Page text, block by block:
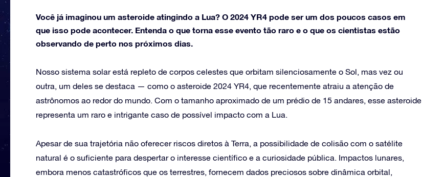
Você já imaginou um asteroide atingindo a Lua? O 2024 YR4 pode ser um dos poucos casos em
que isso pode acontecer. Entenda o que torna esse evento tão raro e o que os cientistas estão
observando de perto nos próximos dias.
Nosso sistema solar está repleto de corpos celestes que orbitam silenciosamente o Sol, mas vez ou
outra, um deles se destaca — como o asteroide 2024 YR4, que recentemente atraiu a atenção de
astrônomos ao redor do mundo. Com o tamanho aproximado de um prédio de 15 andares, esse asteroide
representa um raro e intrigante caso de possível impacto com a Lua.
Apesar de sua trajetória não oferecer riscos diretos à Terra, a possibilidade de colisão com o satélite
natural é o suficiente para despertar o interesse científico e a curiosidade pública. Impactos lunares,
embora menos catastróficos que os terrestres, fornecem dados preciosos sobre dinâmica orbital,